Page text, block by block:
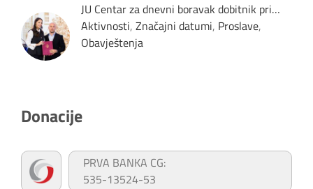
JU Centar za dnevni boravak dobitnik pri…
Aktivnosti, Značajni datumi, Proslave,
Obavještenja
Donacije
PRVA BANKA CG:
535-13524-53